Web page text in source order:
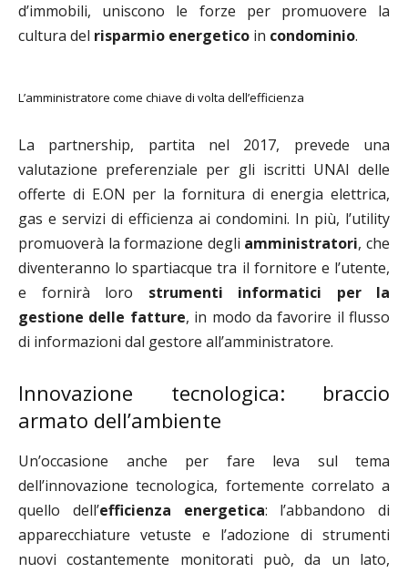
d’immobili, uniscono le forze per promuovere la
cultura del risparmio energetico in condominio.
L’amministratore come chiave di volta dell’efficienza
La partnership, partita nel 2017, prevede una
valutazione preferenziale per gli iscritti UNAI delle
offerte di E.ON per la fornitura di energia elettrica,
gas e servizi di efficienza ai condomini. In più, l’utility
promuoverà la formazione degli amministratori, che
diventeranno lo spartiacque tra il fornitore e l’utente,
e fornirà loro strumenti informatici
per la
gestione delle fatture, in modo da favorire il flusso
di informazioni dal gestore all’amministratore.
Innovazione tecnologica: braccio
armato dell’ambiente
Un’occasione anche per fare leva sul tema
dell’innovazione tecnologica, fortemente correlato a
quello dell’efficienza energetica: l’abbandono di
apparecchiature vetuste e l’adozione di strumenti
nuovi costantemente monitorati può, da un lato,